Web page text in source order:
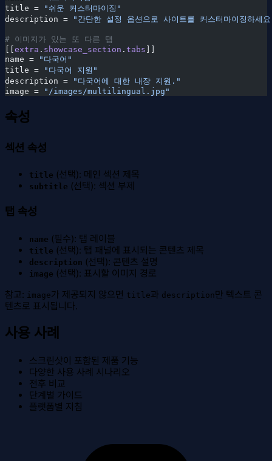
title = "쉬운 커스터마이징"
description = "간단한 설정 옵션으로 사이트를 커스터마이징하
# 이미지가 있는 또 다른 탭
extra . showcase_section . tabs
name = "다국어"
title = "다국어 지원"
description = "다국어에 대한 내장 지원."
image = "/images/multilingual.jpg"
속성
섹션 속성
title (선택): 메인 섹션 제목
subtitle (선택): 섹션 부제
탭 속성
name (필수): 탭 레이블
title (선택): 탭 패널에 표시되는 콘텐츠 제목
description (선택): 콘텐츠 설명
image (선택): 표시할 이미지 경로
참고: image가 제공되지 않으면 title과 description만 텍스트 콘
텐츠로 표시됩니다.
사용 사례
스크린샷이 포함된 제품 기능
다양한 사용 사례 시나리오
전후 비교
단계별 가이드
플랫폼별 지침